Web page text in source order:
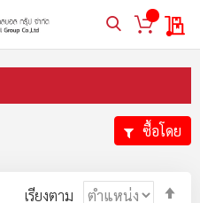
My
เรียงตาม
ซื้อโดย